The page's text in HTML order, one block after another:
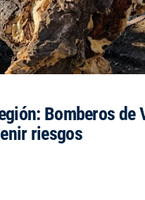
Bomberos de
riesgos